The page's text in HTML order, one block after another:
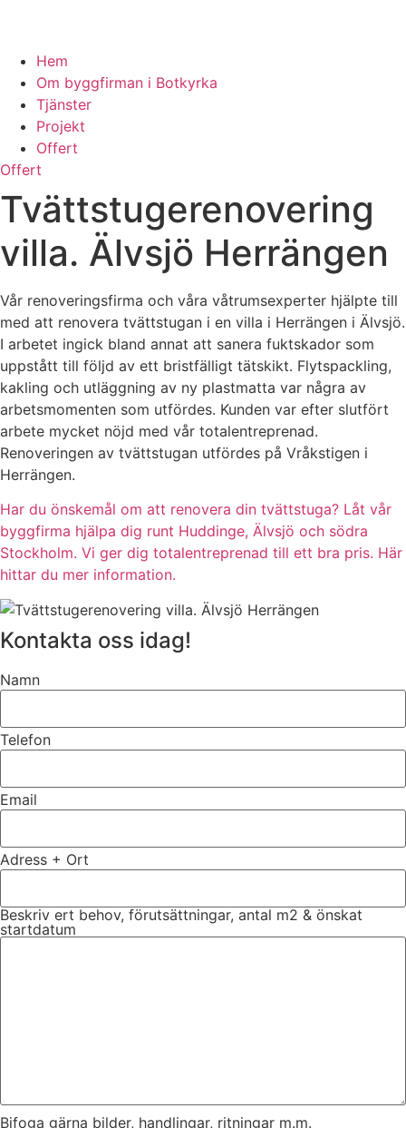
Hem
Om byggfirman i Botkyrka
Tjänster
Projekt
Offert
Offert
Tvättstugerenovering
villa. Älvsjö Herrängen
Vår renoveringsfirma och våra våtrumsexperter hjälpte till
med att renovera tvättstugan i en villa i Herrängen i Älvsjö.
I arbetet ingick bland annat att sanera fuktskador som
uppstått till följd av ett bristfälligt tätskikt. Flytspackling,
kakling och utläggning av ny plastmatta var några av
arbetsmomenten som utfördes. Kunden var efter slutfört
arbete mycket nöjd med vår totalentreprenad.
Renoveringen av tvättstugan utfördes på Vråkstigen i
Herrängen.
Har du önskemål om att renovera din tvättstuga? Låt vår
byggfirma hjälpa dig runt Huddinge, Älvsjö och södra
Stockholm. Vi ger dig totalentreprenad till ett bra pris. Här
hittar du mer information.
Kontakta oss idag!
Namn
Telefon
Email
Adress + Ort
Beskriv ert behov, förutsättningar, antal m2 & önskat
startdatum
Bifoga gärna bilder, handlingar, ritningar m.m.